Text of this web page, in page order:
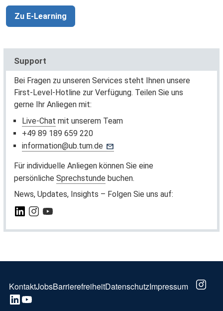
Zu E-Learning
Support
Bei Fragen zu unseren Services steht Ihnen unsere
First-Level-Hotline zur Verfügung. Teilen Sie uns
gerne Ihr Anliegen mit:
Live-Chat mit unserem Team
+49 89 189 659 220
information@ub.tum.de
Für individuelle Anliegen können Sie eine
persönliche Sprechstunde buchen.
News, Updates, Insights – Folgen Sie uns auf:
FOOTER
KontaktJobsBarrierefreiheitDatenschutzImpressum